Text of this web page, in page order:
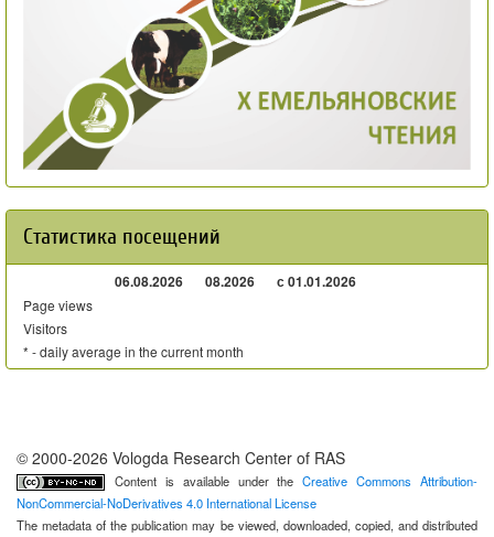
Статистика посещений
06.08.2026 08.2026 с 01.01.2026
Page views
Visitors
* - daily average in the current month
© 2000-2026 Vologda Research Center of RAS
Content is available under theCreative Commons Attribution-
NonCommercial-NoDerivatives 4.0 International License
The metadata of the publication may be viewed, downloaded, copied, and distributed